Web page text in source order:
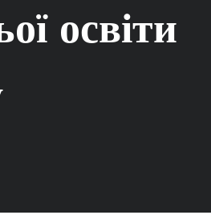
освіти